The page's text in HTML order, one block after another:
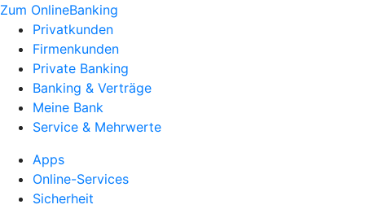
Zum OnlineBanking
Privatkunden
Firmenkunden
Private Banking
Banking & Verträge
Meine Bank
Service & Mehrwerte
Apps
Online-Services
Sicherheit